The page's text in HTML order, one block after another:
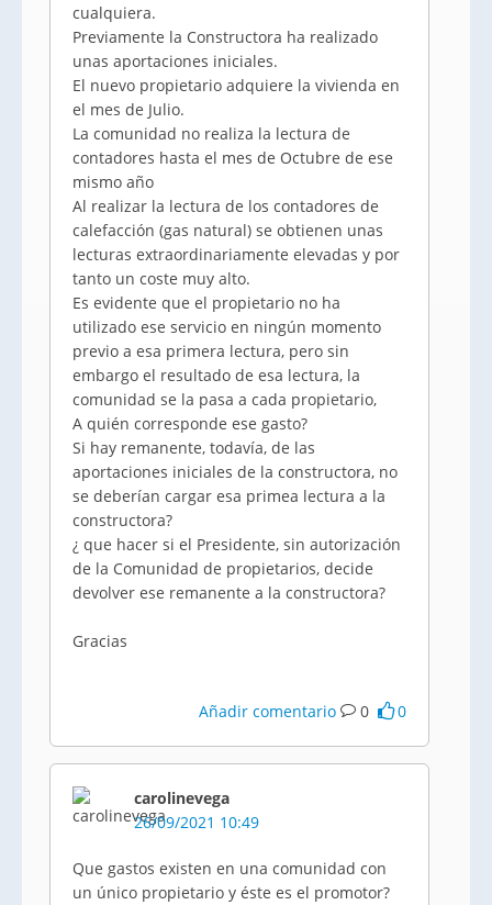
cualquiera.
Previamente la Constructora ha realizado
unas aportaciones iniciales.
El nuevo propietario adquiere la vivienda en
el mes de Julio.
La comunidad no realiza la lectura de
contadores hasta el mes de Octubre de ese
mismo año
Al realizar la lectura de los contadores de
calefacción (gas natural) se obtienen unas
lecturas extraordinariamente elevadas y por
tanto un coste muy alto.
Es evidente que el propietario no ha
utilizado ese servicio en ningún momento
previo a esa primera lectura, pero sin
embargo el resultado de esa lectura, la
comunidad se la pasa a cada propietario,
A quién corresponde ese gasto?
Si hay remanente, todavía, de las
aportaciones iniciales de la constructora, no
se deberían cargar esa primea lectura a la
constructora?
¿ que hacer si el Presidente, sin autorización
de la Comunidad de propietarios, decide
devolver ese remanente a la constructora?
Gracias
Añadir comentario 0 0
carolinevega
26/09/2021 10:49
Que gastos existen en una comunidad con
un único propietario y éste es el promotor?